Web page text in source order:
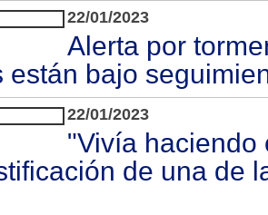
22/01/2023
Alerta por
están bajo
22/01/2023
"Vivía haciendo
de una de